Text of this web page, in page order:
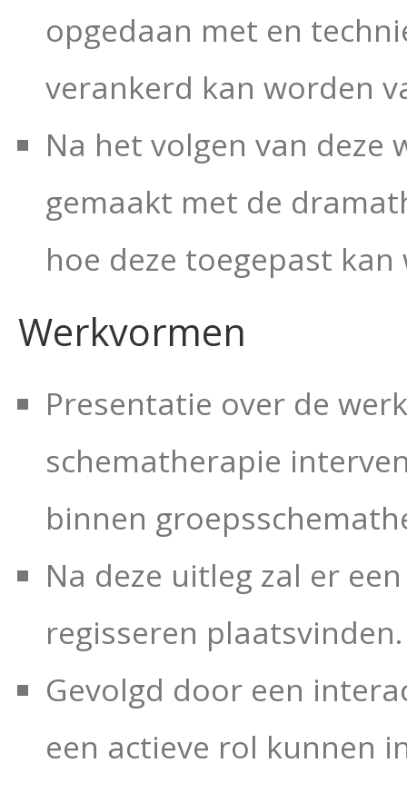
opgedaan met en
verankerd kan worden
Na het volgen van deze
gemaakt met de
hoe deze toegepast
Werkvormen
Presentatie over de
schematherapie
binnen
Na deze uitleg zal er
regisseren plaatsvinden.
Gevolgd door een
een actieve rol kunnen